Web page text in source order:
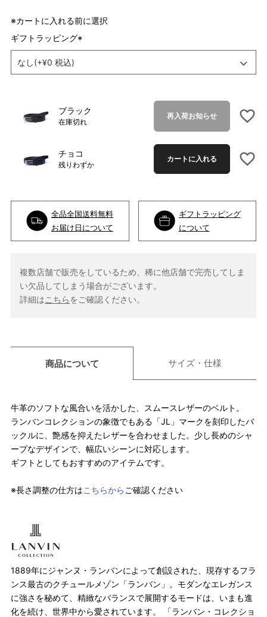
商品について サイズ・仕様
牛革のソフトな風合いを活かした、スムースレザーのベルト。
ランバンコレクションの象徴でもある「JL」マークを刻印したバ
ックルに、艶感を抑えたレザーを合わせました。少し長めのシャ
ープなデザインで、幅広いシーンに対応します。
ギフトとしてもおすすめのアイテムです。
※長さ調整の仕方はこちらから ご確認ください
1889年にジャンヌ・ランバンによって創設された、現存するフラ
ンス最古のクチュールメゾン「ランバン」。モダンなエレガンス
に強さを秘めて、精緻なバランスで展開するモードは、いまも進
化を続け、世界中から愛されています。 「ランバン・コレクショ
※カートに入れる前に選択
ギフトラッピング
(
ブラック
在庫切れ
再入荷お知らせ
チョコ
残りわずか
カートに入れる
全品全国送料無料
お届け日について
ギフトラッピング
について
複数店舗で販売をしているため、稀に他店舗で完売してしま
い欠品してしまう場合がございます。
詳細はこちらをご確認ください。